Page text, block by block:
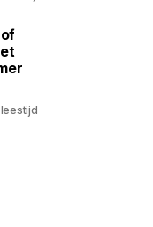
leestijd